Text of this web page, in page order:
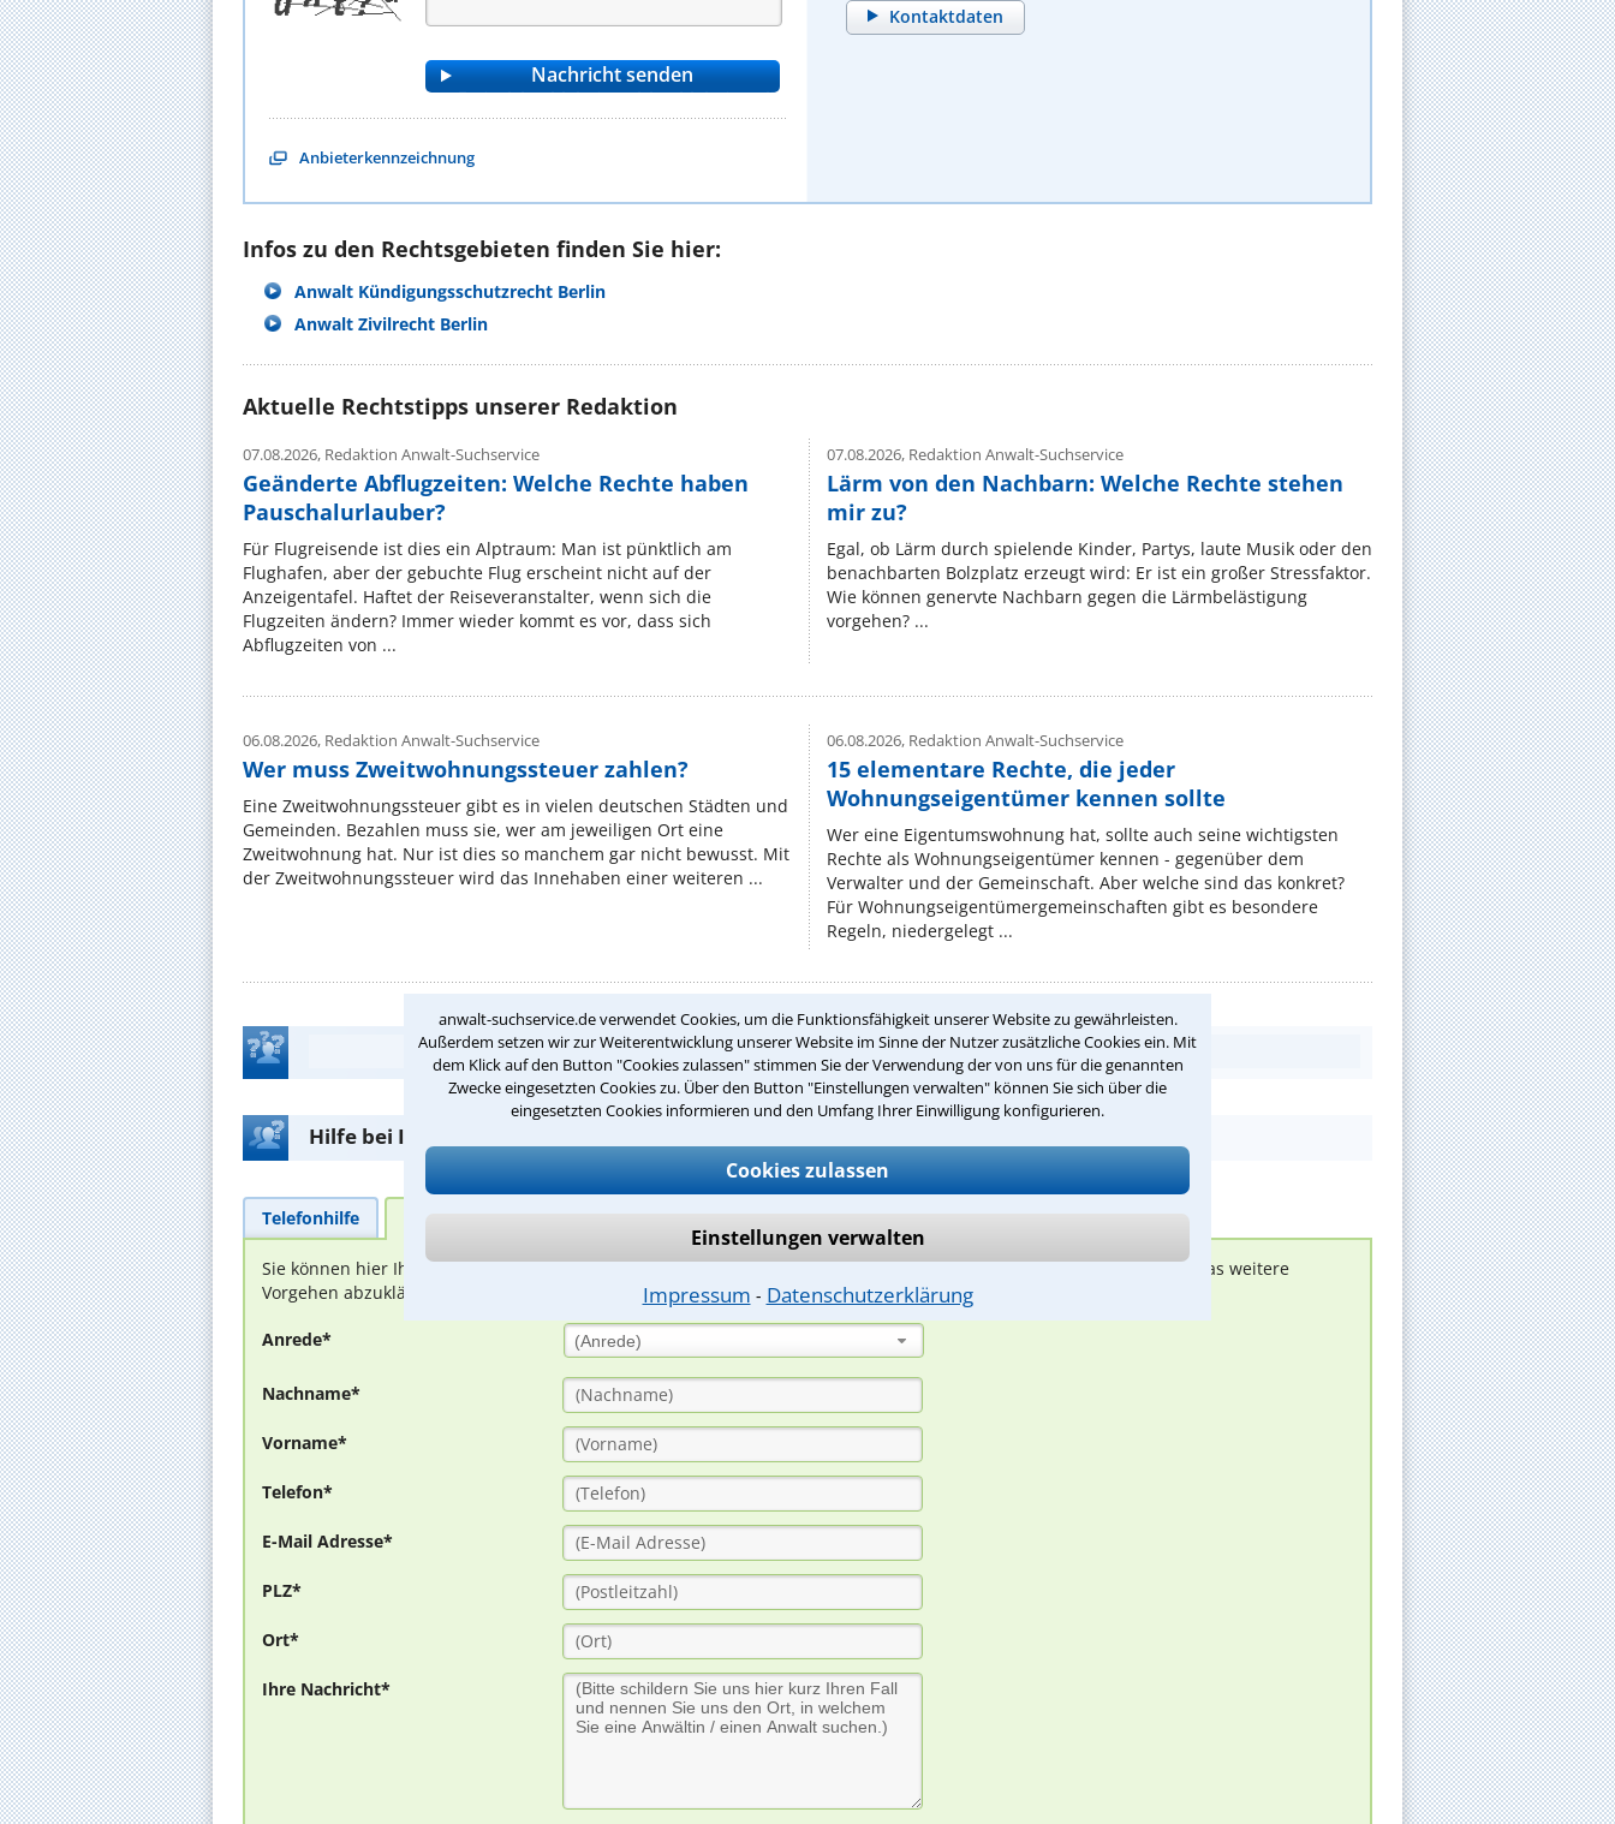
anwalt-suchservice.de verwendet Cookies, um die Funktionsfähigkeit unserer Website zu gewährleisten.
Außerdem setzen wir zur Weiterentwicklung unserer Website im Sinne der Nutzer zusätzliche Cookies ein. Mit
dem Klick auf den Button "Cookies zulassen" stimmen Sie der Verwendung der von uns für die genannten
Zwecke eingesetzten Cookies zu. Über den Button "Einstellungen verwalten" können Sie sich über die
eingesetzten Cookies informieren und den Umfang Ihrer Einwilligung konfigurieren.
Cookies zulassen
Einstellungen verwalten
Impressum ⁃ Datenschutzerklärung
Anbieterkennzeichnung
Kontaktdaten
Infos zu den Rechtsgebieten finden Sie hier:
Anwalt Kündigungsschutzrecht Berlin
Anwalt Zivilrecht Berlin
Aktuelle Rechtstipps unserer Redaktion
07.08.2026, Redaktion Anwalt-Suchservice
Geänderte Abflugzeiten: Welche Rechte haben
Pauschalurlauber?
Für Flugreisende ist dies ein Alptraum: Man ist pünktlich am
Flughafen, aber der gebuchte Flug erscheint nicht auf der
Anzeigentafel. Haftet der Reiseveranstalter, wenn sich die
Flugzeiten ändern? Immer wieder kommt es vor, dass sich
Abflugzeiten von ...
07.08.2026,Redaktion Anwalt-Suchservice
Lärm von den Nachbarn: Welche Rechte stehen
mir zu?
Egal, ob Lärm durch spielende Kinder, Partys, laute Musik oder den
benachbarten Bolzplatz erzeugt wird: Er ist ein großer Stressfaktor.
Wie können genervte Nachbarn gegen die Lärmbelästigung
vorgehen? ...
06.08.2026, Redaktion Anwalt-Suchservice
Wer muss Zweitwohnungssteuer zahlen?
Eine Zweitwohnungssteuer gibt es in vielen deutschen Städten und
Gemeinden. Bezahlen muss sie, wer am jeweiligen Ort eine
Zweitwohnung hat. Nur ist dies so manchem gar nicht bewusst. Mit
der Zweitwohnungssteuer wird das Innehaben einer weiteren ...
06.08.2026,Redaktion Anwalt-Suchservice
15 elementare Rechte, die jeder
Wohnungseigentümer kennen sollte
Wer eine Eigentumswohnung hat, sollte auch seine wichtigsten
Rechte als Wohnungseigentümer kennen - gegenüber dem
Verwalter und der Gemeinschaft. Aber welche sind das konkret?
Für Wohnungseigentümergemeinschaften gibt es besondere
Regeln, niedergelegt ...
Teste Dein Rechtswissen
Hilfe bei Ihrer Anwaltsuche?
Telefonhilfe Beratungsanfrage
Sie können hier Ihren Fall schildern. Anschließend werden sich spezialisierte Rechtsanwälte bei Ihnen melden, um das weitere
Vorgehen abzuklären. Die Rückmeldung durch einen Anwalt ist für Sie kostenlos.
Anrede* (Anrede)
Nachname*
Vorname*
Telefon*
E-Mail Adresse*
PLZ*
Ort*
Ihre Nachricht*